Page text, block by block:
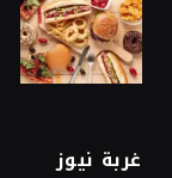
غربة نيوز